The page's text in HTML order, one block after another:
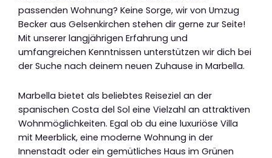
passenden Wohnung? Keine Sorge, wir von Umzug
Becker aus Gelsenkirchen stehen dir gerne zur Seite!
Mit unserer langjährigen Erfahrung und
umfangreichen Kenntnissen unterstützen wir dich bei
der Suche nach deinem neuen Zuhause in Marbella.
Marbella bietet als beliebtes Reiseziel an der
spanischen Costa del Sol eine Vielzahl an attraktiven
Wohnmöglichkeiten. Egal ob du eine luxuriöse Villa
mit Meerblick, eine moderne Wohnung in der
Innenstadt oder ein gemütliches Haus im Grünen